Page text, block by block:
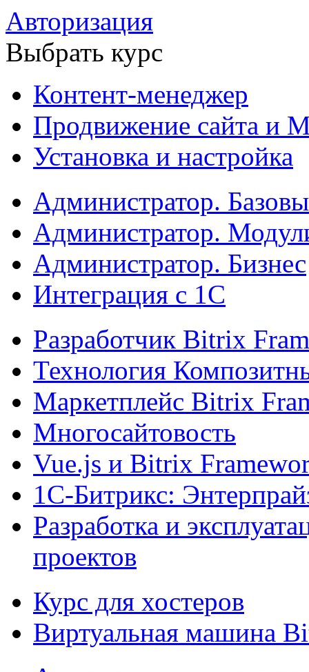
Авторизация
Выбрать курс
Контент-менеджер
Продвижение сайта и
Установка и настройка
Администратор.
Администратор.
Администратор. Бизнес
Интеграция с 1С
Разработчик Bitrix
Технология
Маркетплейс Bitrix
Многосайтовость
Vue.js и Bitrix
1С-Битрикс:
Разработка и
проектов
Курс для хостеров
Виртуальная машина